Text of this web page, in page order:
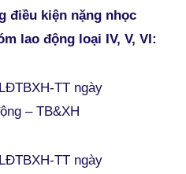
điều kiện nặng nhọc
lao động loại IV, V, VI:
TT ngày
– TB&XH
TT ngày